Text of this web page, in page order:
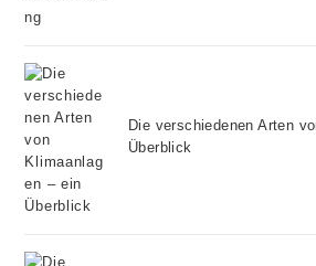
Die verschiedenen Arten
Überblick